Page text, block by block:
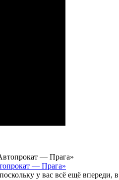
— Прага»
у вас всё ещё впереди,